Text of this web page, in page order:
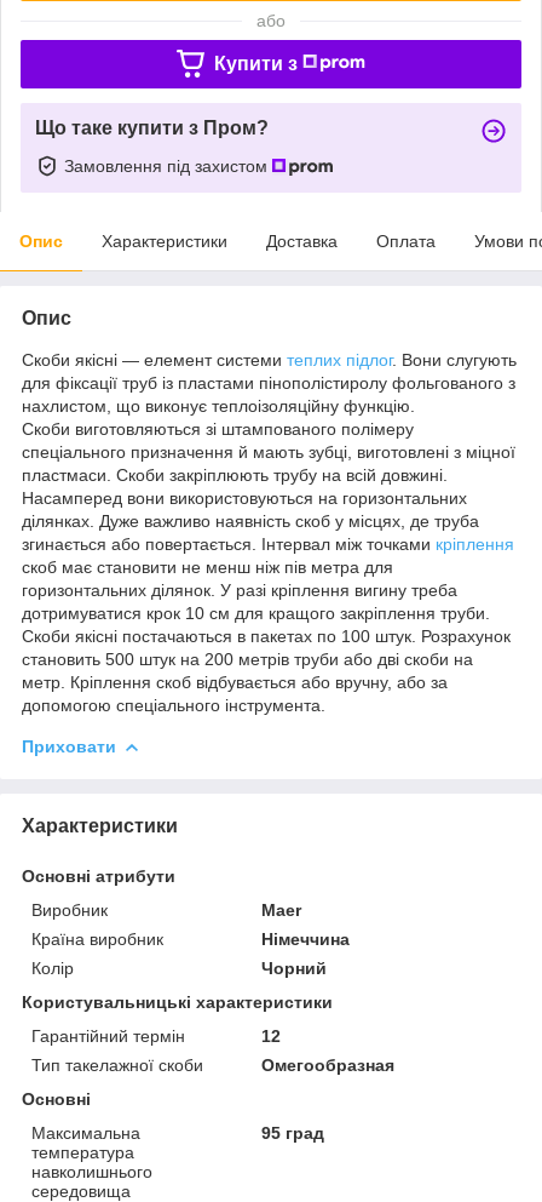
або
Купити з
Що таке купити з Пром?
Замовлення під захистом
Опис Характеристики Доставка Оплата Умови
Опис
Скоби якісні — елемент системи теплих підлог. Вони слугують
для фіксації труб із пластами пінополістиролу фольгованого з
нахлистом, що виконує теплоізоляційну функцію.
Скоби виготовляються зі штампованого полімеру
спеціального призначення й мають зубці, виготовлені з міцної
пластмаси. Скоби закріплюють трубу на всій довжині.
Насамперед вони використовуються на горизонтальних
ділянках. Дуже важливо наявність скоб у місцях, де труба
згинається або повертається. Інтервал між точками кріплення
скоб має становити не менш ніж пів метра для
горизонтальних ділянок. У разі кріплення вигину треба
дотримуватися крок 10 см для кращого закріплення труби.
Скоби якісні постачаються в пакетах по 100 штук. Розрахунок
становить 500 штук на 200 метрів труби або дві скоби на
метр. Кріплення скоб відбувається або вручну, або за
допомогою спеціального інструмента.
Приховати
Характеристики
Основні атрибути
Виробник
Maer
Країна виробник
Німеччина
Колір
Чорний
Користувальницькі характеристики
Гарантійний термін
12
Тип такелажної скоби
Омегообразная
Основні
Максимальна
температура
навколишнього
середовища
95 град